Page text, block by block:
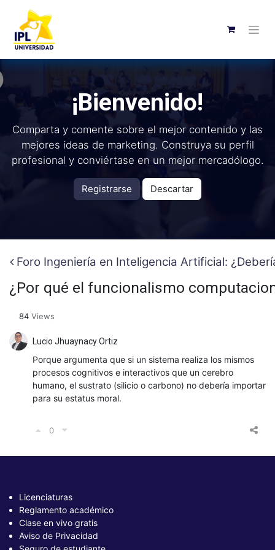
¡Bienvenido!
Comparta y comente sobre el mejor contenido y las
mejores ideas de marketing. Construya su perfil
profesional y conviértase en un mejor mercadólogo.
Registrarse Descartar
Foro Ingeniería en Inteligencia Artificial:
¿Por qué el funcionalismo
84 Views
Lucio Jhuaynacy Ortiz
Porque argumenta que si un sistema realiza los mismos
procesos cognitivos e interactivos que un cerebro
humano, el sustrato (silicio o carbono) no debería importar
para su estatus moral.
0
Licenciaturas
Reglamento académico
Clase en vivo gratis
Aviso de Privacidad